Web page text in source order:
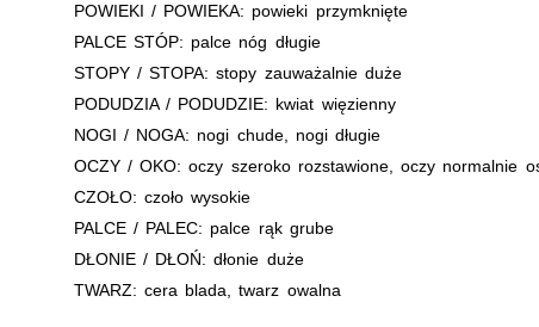
POWIEKI / POWIEKA: powieki przymknięte
PALCE STÓP: palce nóg długie
STOPY / STOPA: stopy zauważalnie duże
PODUDZIA / PODUDZIE: kwiat więzienny
NOGI / NOGA: nogi chude, nogi długie
OCZY / OKO: oczy szeroko rozstawione, oczy normalnie
CZOŁO: czoło wysokie
PALCE / PALEC: palce rąk grube
DŁONIE / DŁOŃ: dłonie duże
TWARZ: cera blada, twarz owalna